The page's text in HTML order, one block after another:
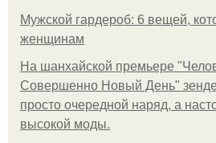
Мужской гардероб: 6 вещей,
женщинам
На шанхайской премьере
Совершенно Новый День"
просто очередной наряд, а
высокой моды.